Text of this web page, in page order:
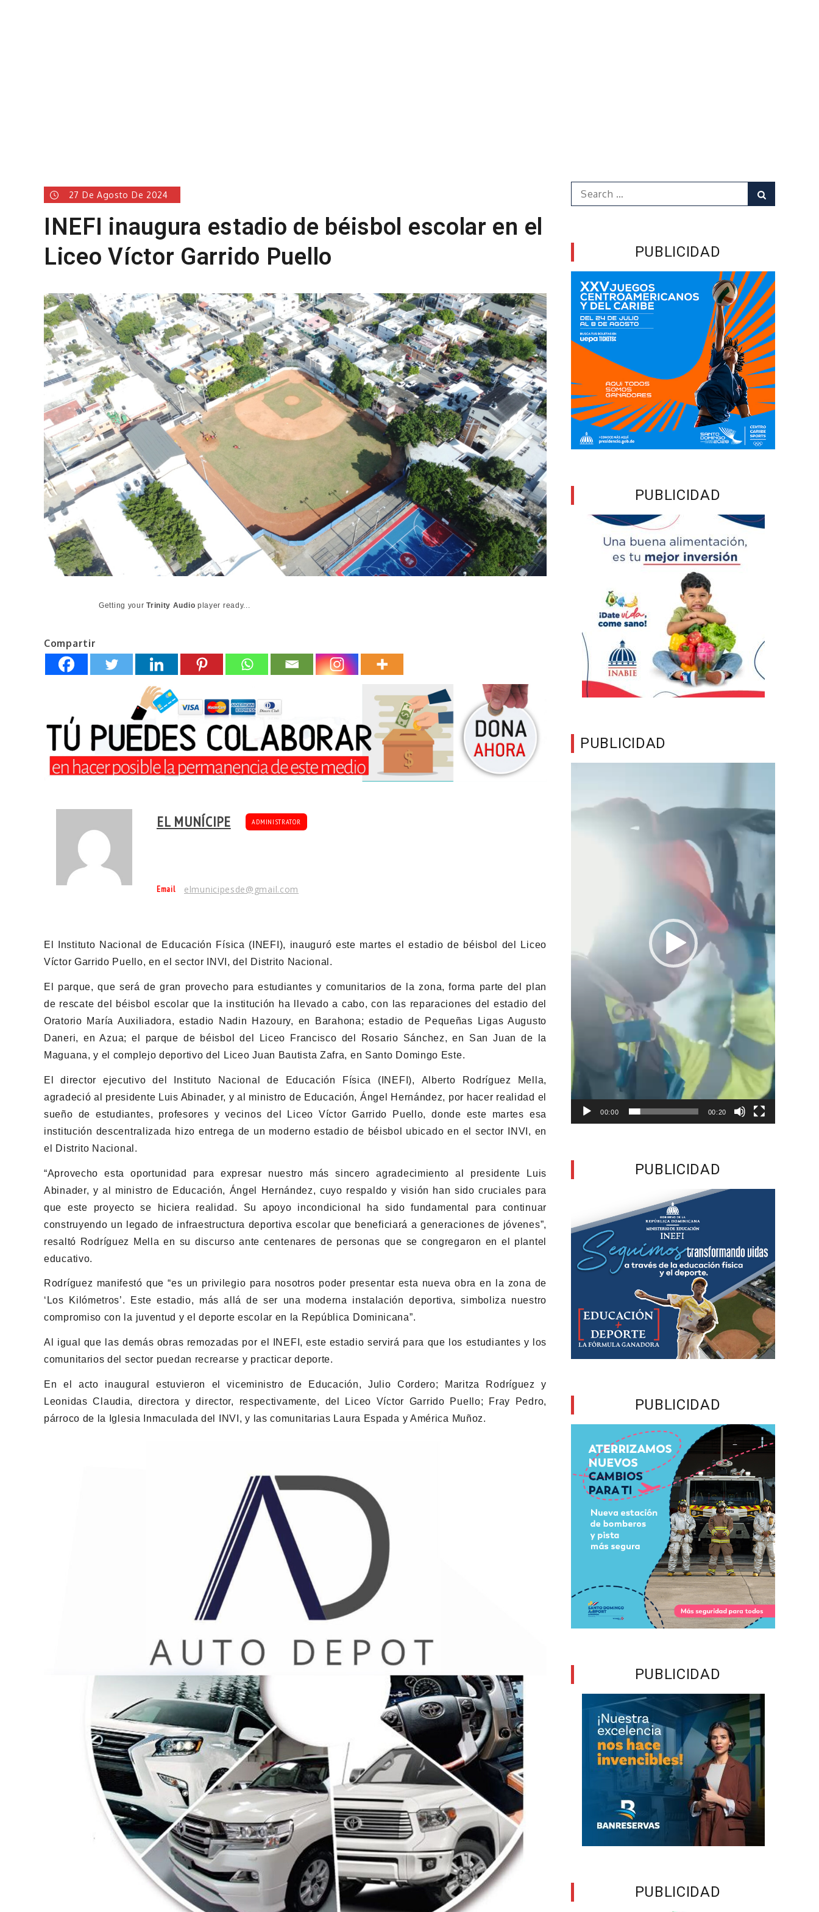
27 De Agosto De 2024
INEFI inaugura estadio de béisbol escolar en el
Liceo Víctor Garrido Puello
Getting yourTrinity Audio player ready...
Compartir
EL MUNÍCIPE ADMINISTRATOR
Email elmunicipesde@gmail.com
El Instituto Nacional de Educación Física (INEFI), inauguró este martes el estadio de béisbol del Liceo
Víctor Garrido Puello, en el sector INVI, del Distrito Nacional.
El parque, que será de gran provecho para estudiantes y comunitarios de la zona, forma parte del plan
de rescate del béisbol escolar que la institución ha llevado a cabo, con las reparaciones del estadio del
Oratorio María Auxiliadora, estadio Nadin Hazoury, en Barahona; estadio de Pequeñas Ligas Augusto
Daneri, en Azua; el parque de béisbol del Liceo Francisco del Rosario Sánchez, en San Juan de la
Maguana, y el complejo deportivo del Liceo Juan Bautista Zafra, en Santo Domingo Este.
El director ejecutivo del Instituto Nacional de Educación Física (INEFI), Alberto Rodríguez Mella,
agradeció al presidente Luis Abinader, y al ministro de Educación, Ángel Hernández, por hacer realidad el
sueño de estudiantes, profesores y vecinos del Liceo Víctor Garrido Puello, donde este martes esa
institución descentralizada hizo entrega de un moderno estadio de béisbol ubicado en el sector INVI, en
el Distrito Nacional.
“Aprovecho esta oportunidad para expresar nuestro más sincero agradecimiento al presidente Luis
Abinader, y al ministro de Educación, Ángel Hernández, cuyo respaldo y visión han sido cruciales para
que este proyecto se hiciera realidad. Su apoyo incondicional ha sido fundamental para continuar
construyendo un legado de infraestructura deportiva escolar que beneficiará a generaciones de jóvenes”,
resaltó Rodríguez Mella en su discurso ante centenares de personas que se congregaron en el plantel
educativo.
Rodríguez manifestó que “es un privilegio para nosotros poder presentar esta nueva obra en la zona de
‘Los Kilómetros’. Este estadio, más allá de ser una moderna instalación deportiva, simboliza nuestro
compromiso con la juventud y el deporte escolar en la República Dominicana”.
Al igual que las demás obras remozadas por el INEFI, este estadio servirá para que los estudiantes y los
comunitarios del sector puedan recrearse y practicar deporte.
En el acto inaugural estuvieron el viceministro de Educación, Julio Cordero; Maritza Rodríguez y
Leonidas Claudia, directora y director, respectivamente, del Liceo Víctor Garrido Puello; Fray Pedro,
párroco de la Iglesia Inmaculada del INVI, y las comunitarias Laura Espada y América Muñoz.
Search
for:
PUBLICIDAD
PUBLICIDAD
PUBLICIDAD
00:00 00:20
PUBLICIDAD
PUBLICIDAD
PUBLICIDAD
PUBLICIDAD